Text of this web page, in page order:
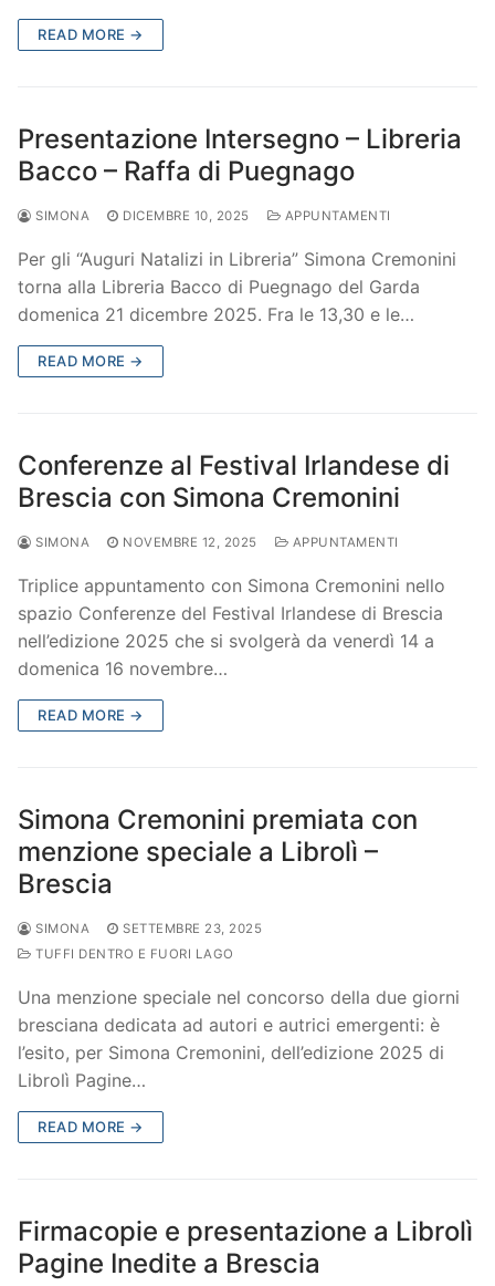
READ MORE →
Presentazione Intersegno – Libreria
Bacco – Raffa di Puegnago
SIMONA DICEMBRE 10, 2025 APPUNTAMENTI
Per gli “Auguri Natalizi in Libreria” Simona Cremonini
torna alla Libreria Bacco di Puegnago del Garda
domenica 21 dicembre 2025. Fra le 13,30 e le…
READ MORE →
Conferenze al Festival Irlandese di
Brescia con Simona Cremonini
SIMONA NOVEMBRE 12, 2025 APPUNTAMENTI
Triplice appuntamento con Simona Cremonini nello
spazio Conferenze del Festival Irlandese di Brescia
nell’edizione 2025 che si svolgerà da venerdì 14 a
domenica 16 novembre…
READ MORE →
Simona Cremonini premiata con
menzione speciale a Librolì –
Brescia
SIMONA
SETTEMBRE 23, 2025
TUFFI DENTRO E FUORI LAGO
Una menzione speciale nel concorso della due giorni
bresciana dedicata ad autori e autrici emergenti: è
l’esito, per Simona Cremonini, dell’edizione 2025 di
Librolì Pagine…
READ MORE →
Firmacopie e presentazione a Librolì
Pagine Inedite a Brescia